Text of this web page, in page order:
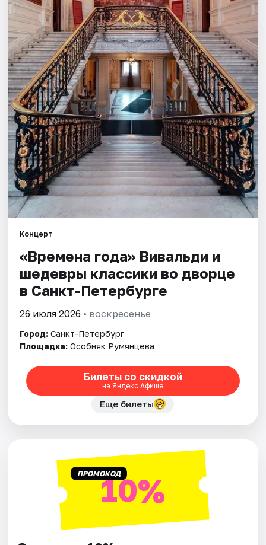
Города
Площадки
Артисты
Рейтинги
Концерт
«Времена года» Вивальди и
шедевры классики во дворце
в Санкт-Петербурге
26 июля 2026 • воскресенье
Город: Санкт-Петербург
Площадка: Особняк Румянцева
Билеты со скидкой
на Яндекс Афише
Еще билеты
ПРОМОКОД10%